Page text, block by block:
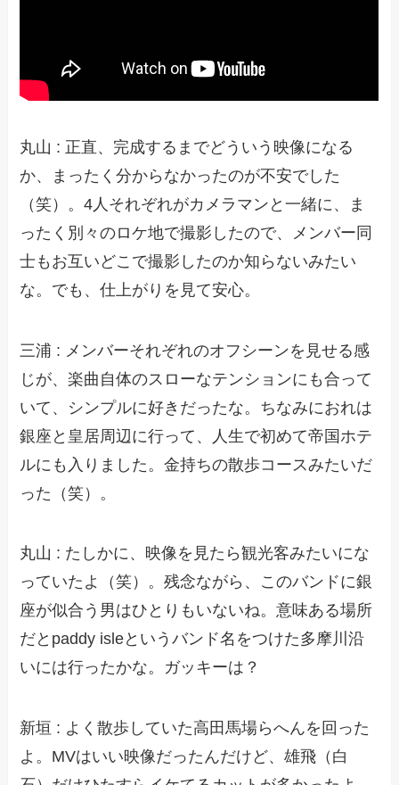
丸山 : 正直、完成するまでどういう映像になる
か、まったく分からなかったのが不安でした
（笑）。4人それぞれがカメラマンと一緒に、ま
ったく別々のロケ地で撮影したので、メンバー同
士もお互いどこで撮影したのか知らないみたい
な。でも、仕上がりを見て安心。
三浦 : メンバーそれぞれのオフシーンを見せる感
じが、楽曲自体のスローなテンションにも合って
いて、シンプルに好きだったな。ちなみにおれは
銀座と皇居周辺に行って、人生で初めて帝国ホテ
ルにも入りました。金持ちの散歩コースみたいだ
った（笑）。
丸山 : たしかに、映像を見たら観光客みたいにな
っていたよ（笑）。残念ながら、このバンドに銀
座が似合う男はひとりもいないね。意味ある場所
だとpaddy isleというバンド名をつけた多摩川沿
いには行ったかな。ガッキーは？
新垣 : よく散歩していた高田馬場らへんを回った
よ。MVはいい映像だったんだけど、雄飛（白